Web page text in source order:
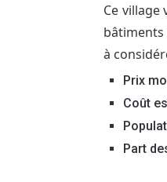
Ce village
à
Prix
Coût
Part